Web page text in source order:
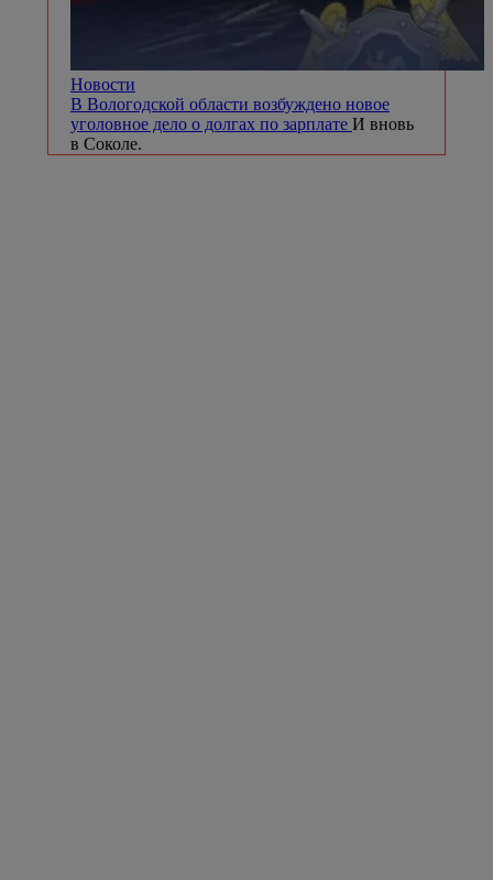
Новости
В Вологодской области возбуждено новое
уголовное дело о долгах по зарплате И вновь
в Соколе.